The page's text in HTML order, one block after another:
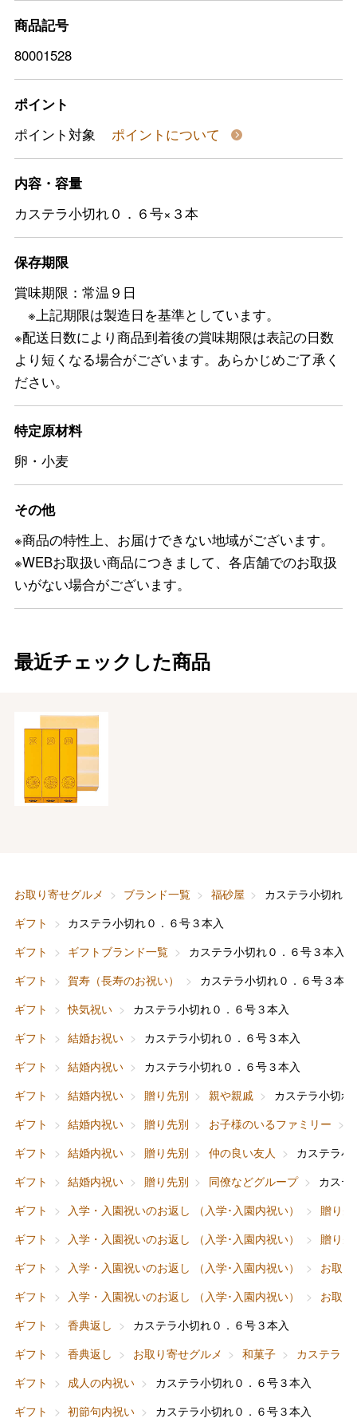
商品記号
80001528
ポイント
ポイント対象
ポイントについて
内容・容量
カステラ小切れ０．６号×３本
保存期限
賞味期限：常温９日
※上記期限は製造日を基準としています。
※配送日数により商品到着後の賞味期限は表記の日数
より短くなる場合がございます。あらかじめご了承く
ださい。
特定原材料
卵・小麦
その他
※商品の特性上、お届けできない地域がございます。
※WEBお取扱い商品につきまして、各店舗でのお取扱
いがない場合がございます。
最近チェックした商品
お取り寄せグルメ ブランド一覧 福砂屋
カステラ小切れ
ギフト
カステラ小切れ０．６号３本入
ギフト
ギフトブランド一覧
カステラ小切れ０．６号３本入
ギフト
賀寿（長寿のお祝い）
カステラ小切れ０．６号３本入
ギフト
快気祝い
カステラ小切れ０．６号３本入
ギフト
結婚お祝い
カステラ小切れ０．６号３本入
ギフト
結婚内祝い
カステラ小切れ０．６号３本入
ギフト
結婚内祝い 贈り先別 親や親戚
カステラ小切れ
ギフト
結婚内祝い 贈り先別 お子様のいるファミリー
ギフト
結婚内祝い 贈り先別 仲の良い友人
カステラ小
ギフト
結婚内祝い 贈り先別 同僚などグループ
カステ
ギフト
入学・入園祝いのお返し （入学･入園内祝い）
贈り先
ギフト
入学・入園祝いのお返し （入学･入園内祝い）
贈り先
ギフト
入学・入園祝いのお返し （入学･入園内祝い）
お取
ギフト
入学・入園祝いのお返し （入学･入園内祝い）
お取
ギフト
香典返し
カステラ小切れ０．６号３本入
ギフト
香典返し お取り寄せグルメ 和菓子
カステラ
ギフト
成人の内祝い
カステラ小切れ０．６号３本入
ギフト
初節句内祝い
カステラ小切れ０．６号３本入